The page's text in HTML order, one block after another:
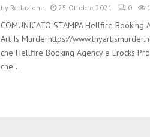
by Redazione 25 Ottobre 2021 0
COMUNICATO STAMPA Hellfire Booking
Art Is Murderhttps://
che Hellfire Booking Agency e Erocks
che...